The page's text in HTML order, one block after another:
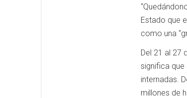
Estado que
como una
Del 21 al 27
significa
internadas.
millones de